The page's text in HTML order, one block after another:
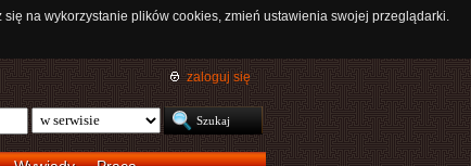
na wykorzystanie plików cookies, zmień ustawienia swojej przeglądarki.
zaloguj się